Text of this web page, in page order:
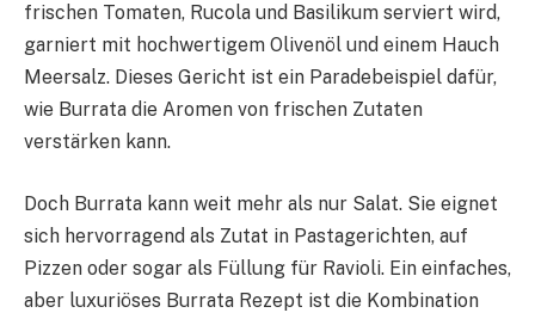
frischen Tomaten, Rucola und Basilikum serviert wird,
garniert mit hochwertigem Olivenöl und einem Hauch
Meersalz. Dieses Gericht ist ein Paradebeispiel dafür,
wie Burrata die Aromen von frischen Zutaten
verstärken kann.
Doch Burrata kann weit mehr als nur Salat. Sie eignet
sich hervorragend als Zutat in Pastagerichten, auf
Pizzen oder sogar als Füllung für Ravioli. Ein einfaches,
aber luxuriöses Burrata Rezept ist die Kombination